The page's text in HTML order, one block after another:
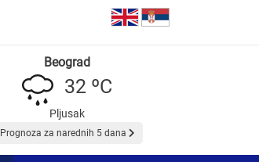
Beograd
32 ºC
Pljusak
Prognoza za narednih 5 dana